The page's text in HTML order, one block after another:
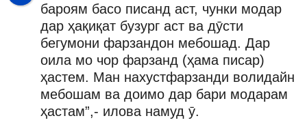
бароям басо писанд аст, чунки модар
дар ҳақиқат бузург аст ва дӯсти
бегумони фарзандон мебошад. Дар
оила мо чор фарзанд (ҳама писар)
ҳастем. Ман нахустфарзанди волидайн
мебошам ва доимо дар бари модарам
ҳастам”,- илова намуд ӯ.